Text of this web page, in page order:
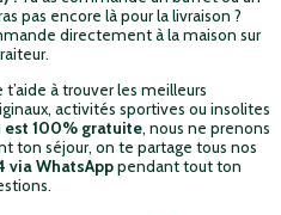
pas encore là pour la livraison ?
directement à la maison sur
à trouver les meilleurs
activités sportives ou insolites
est 100% gratuite, nous ne prenons
ton séjour, on te partage tous nos
via WhatsApppendant tout ton